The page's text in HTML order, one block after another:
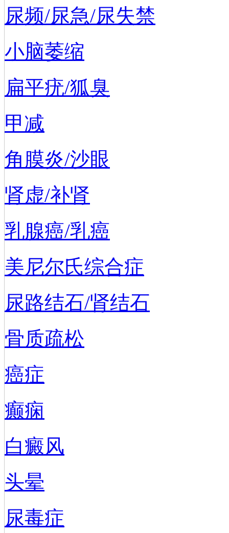
尿频/尿急/尿失禁
小脑萎缩
扁平疣/狐臭
甲减
角膜炎/沙眼
肾虚/补肾
乳腺癌/乳癌
美尼尔氏综合症
尿路结石/肾结石
骨质疏松
癌症
癫痫
白癜风
头晕
尿毒症